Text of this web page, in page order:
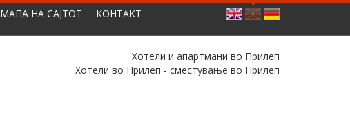
МАПА НА САЈТОТ КОНТАКТ
Хотели и апартмани во Прилеп
Хотели во Прилеп - сместување во Прилеп